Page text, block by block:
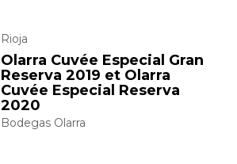
Rioja
Olarra Cuvée Especial Gran
Reserva 2019 et Olarra
Cuvée Especial Reserva
2020
Bodegas Olarra